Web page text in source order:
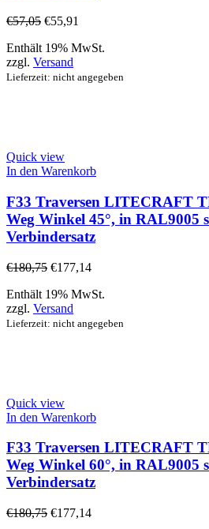
€57,05 €55,91
Enthält 19% MwSt.
zzgl. Versand
Lieferzeit: nicht angegeben
Quick view
In den Warenkorb
F33 Traversen LITECRAFT
Weg Winkel 45°, in RAL9005
Verbindersatz
€180,75 €177,14
Enthält 19% MwSt.
zzgl. Versand
Lieferzeit: nicht angegeben
Quick view
In den Warenkorb
F33 Traversen LITECRAFT
Weg Winkel 60°, in RAL9005
Verbindersatz
€180,75 €177,14